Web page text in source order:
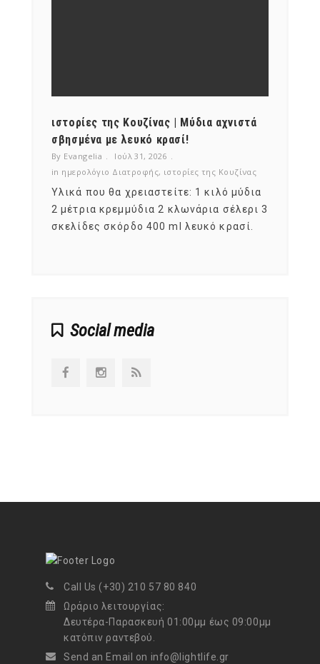
ιστορίες της Κουζίνας | Μύδια αχνιστά
σβησμένα με λευκό κρασί!
By Evangelia
Ιούλ 31, 2026
in ημερολόγιο Διατροφής, ιστορίες της Κουζίνας
Υλικά που θα χρειαστείτε: 1 κιλό μύδια
2 μέτρια κρεμμύδια 2 κλωνάρια σέλερι 3
σκελίδες σκόρδο 400 ml λευκό κρασί.
Social media
Call Us (+30) 210 57 80 840
Ωράριο λειτουργίας:
Δευτέρα-Παρασκευή 01:00μμ έως 09:00μμ
κατόπιν ραντεβού.
Send an Email on info@lightlife.gr